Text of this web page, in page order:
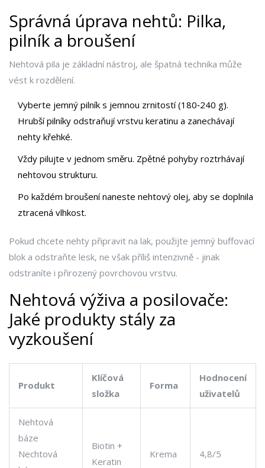
Správná úprava nehtů: Pilka,
pilník a broušení
Nehtová pila je základní nástroj, ale špatná technika může
vést k rozdělení.
Vyberte jemný pilník s jemnou zrnitostí (180‑240 g).
Hrubší pilníky odstraňují vrstvu keratinu a zanechávají
nehty křehké.
Vždy pilujte v jednom směru. Zpětné pohyby roztrhávají
nehtovou strukturu.
Po každém broušení naneste nehtový olej, aby se doplnila
ztracená vlhkost.
Pokud chcete nehty připravit na lak, použijte jemný buffovací
blok a odstraňte lesk, ne však příliš intenzivně - jinak
odstraníte i přirozený povrchovou vrstvu.
Nehtová výživa a posilovače:
Jaké produkty stály za
vyzkoušení
Produkt
Klíčová
složka
Forma
Hodnocení
uživatelů
Nehtová
báze
Nechtová
Biotin +
Keratin
Krema 4,8/5